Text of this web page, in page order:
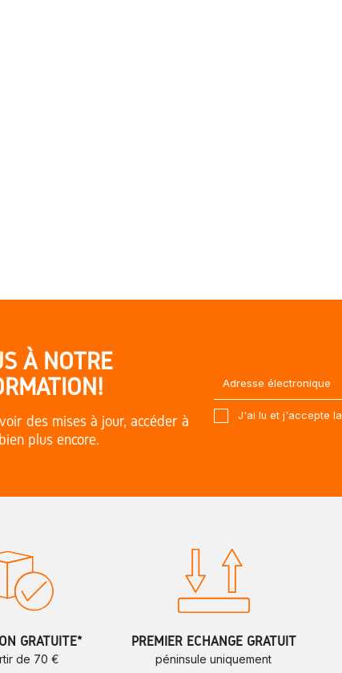
À NOTRE
des mises à jour, accéder à
plus encore.
J'ai lu et j'accepte la
GRATUITE*
de 70 €
PREMIER ÉCHANGE GRATUIT
péninsule uniquement